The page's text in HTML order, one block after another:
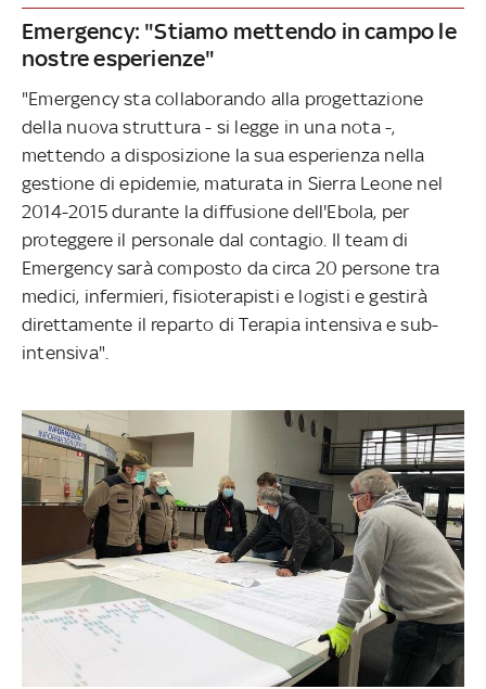
Emergency: "Stiamo mettendo in campo le
nostre esperienze"
"Emergency sta collaborando alla progettazione
della nuova struttura - si legge in una nota -,
mettendo a disposizione la sua esperienza nella
gestione di epidemie, maturata in Sierra Leone nel
2014-2015 durante la diffusione dell'Ebola, per
proteggere il personale dal contagio. Il team di
Emergency sarà composto da circa 20 persone tra
medici, infermieri, fisioterapisti e logisti e gestirà
direttamente il reparto di Terapia intensiva e sub-
intensiva".